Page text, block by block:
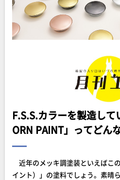
F.S.S.カラーを製造し
ORN PAINT」ってどん
近年のメッキ調塗装といえばこ
イント）」の塗料でしょう。素晴